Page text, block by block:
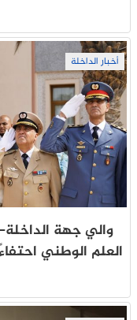
أخبار الداخلة
والي جهة
العلم الوطني احتفاءً بالذكرى